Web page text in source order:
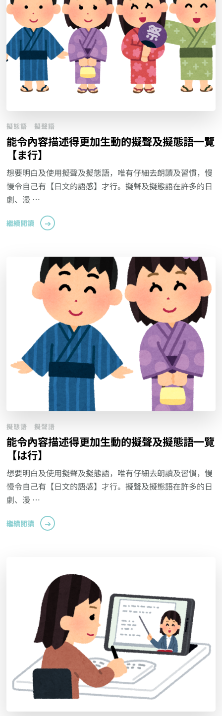
擬態語 擬聲語
能令內容描述得更加生動的擬聲及擬態語一覽
【ま行】
想要明白及使用擬聲及擬態語，唯有仔細去朗讀及習慣，慢
慢令自己有【日文的語感】才行。擬聲及擬態語在許多的日
劇、漫 …
繼續閱讀
擬態語 擬聲語
能令內容描述得更加生動的擬聲及擬態語一覽
【は行】
想要明白及使用擬聲及擬態語，唯有仔細去朗讀及習慣，慢
慢令自己有【日文的語感】才行。擬聲及擬態語在許多的日
劇、漫 …
繼續閱讀